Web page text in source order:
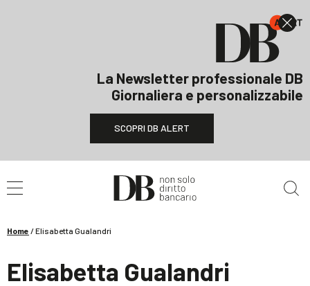
La Newsletter professionale DB
Giornaliera e personalizzabile
SCOPRI DB ALERT
Home /Elisabetta Gualandri
Elisabetta Gualandri